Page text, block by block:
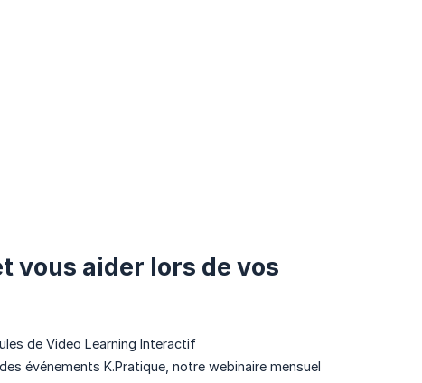
vous aider lors de vos
de Video Learning Interactif
événements K.Pratique, notre webinaire mensuel